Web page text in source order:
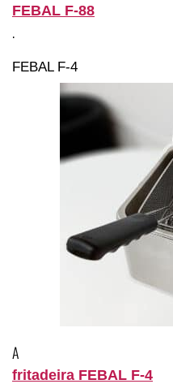
FEBAL F-88
.
FEBAL F-4
A
fritadeira FEBAL F-4